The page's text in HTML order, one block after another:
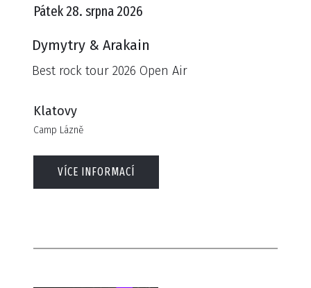
Pátek 28. srpna 2026
Dymytry & Arakain
Best rock tour 2026 Open Air
Klatovy
Camp Lázně
VÍCE INFORMACÍ